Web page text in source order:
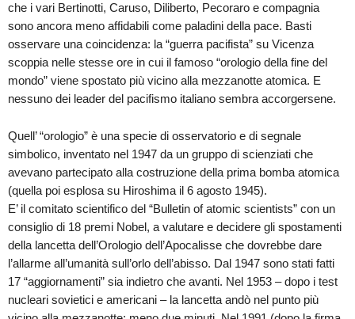
che i vari Bertinotti, Caruso, Diliberto, Pecoraro e compagnia
sono ancora meno affidabili come paladini della pace. Basti
osservare una coincidenza: la “guerra pacifista” su Vicenza
scoppia nelle stesse ore in cui il famoso “orologio della fine del
mondo” viene spostato più vicino alla mezzanotte atomica. E
nessuno dei leader del pacifismo italiano sembra accorgersene.
Quell’ “orologio” è una specie di osservatorio e di segnale
simbolico, inventato nel 1947 da un gruppo di scienziati che
avevano partecipato alla costruzione della prima bomba atomica
(quella poi esplosa su Hiroshima il 6 agosto 1945).
E’ il comitato scientifico del “Bulletin of atomic scientists” con un
consiglio di 18 premi Nobel, a valutare e decidere gli spostamenti
della lancetta dell’Orologio dell’Apocalisse che dovrebbe dare
l’allarme all’umanità sull’orlo dell’abisso. Dal 1947 sono stati fatti
17 “aggiornamenti” sia indietro che avanti. Nel 1953 – dopo i test
nucleari sovietici e americani – la lancetta andò nel punto più